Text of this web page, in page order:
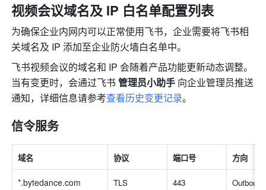
视频会议域名及 IP 白名单配置列表
为确保企业内网内可以正常使用飞书，企业需要将飞书相
关域名及 IP 添加至企业防火墙白名单中。
飞书视频会议的域名和 IP 会随着产品功能更新动态调整。
当有变更时，会通过飞书 管理员小助手 向企业管理员推送
通知，详细信息请参考查看历史变更记录。
信令服务
域名 协议 端口号 方向
*.bytedance.com
TLS 443